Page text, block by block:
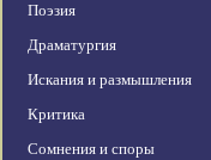
Поэзия
Драматургия
Искания и размышления
Критика
Сомнения и споры